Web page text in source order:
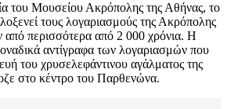
του Μουσείου Ακρόπολης της Αθήνας, το
τους λογαριασμούς της Ακρόπολης
από περισσότερα από 2 000 χρόνια. Η
αντίγραφα των λογαριασμών που
του χρυσελεφάντινου αγάλματος της
στο κέντρο του Παρθενώνα.